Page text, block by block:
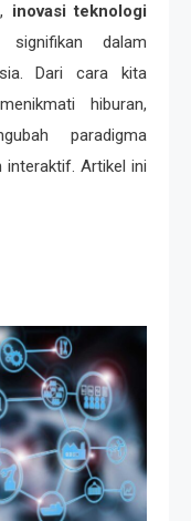
inovasi teknologi
signifikan dalam
Dari cara kita
hiburan,
paradigma
interaktif. Artikel ini